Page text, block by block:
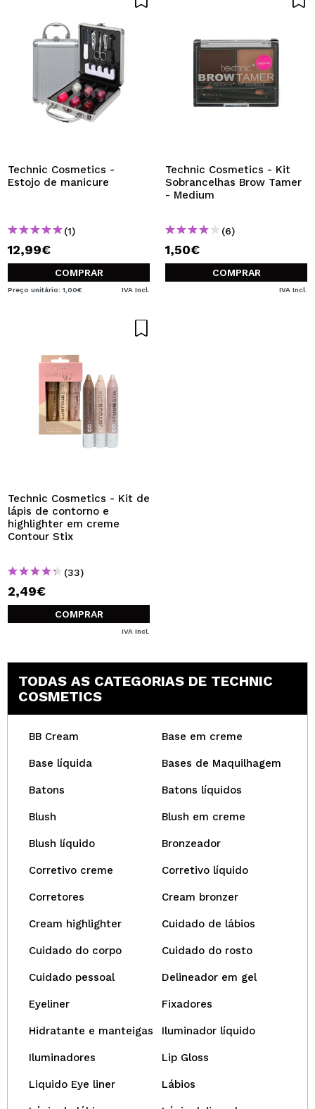
Technic Cosmetics -
Estojo de manicure
(1)
12,99€
COMPRAR
Preço unitário: 1,00€ IVA Incl.
Technic Cosmetics - Kit
Sobrancelhas Brow Tamer
- Medium
(6)
1,50€
COMPRAR
IVA Incl.
Technic Cosmetics - Kit de
lápis de contorno e
highlighter em creme
Contour Stix
(33)
2,49€
COMPRAR
IVA Incl.
TODAS AS CATEGORIAS DE TECHNIC
COSMETICS
BB Cream Base em creme
Base líquida Bases de Maquilhagem
Batons Batons líquidos
Blush Blush em creme
Blush líquido Bronzeador
Corretivo creme Corretivo líquido
Corretores Cream bronzer
Cream highlighter Cuidado de lábios
Cuidado do corpo Cuidado do rosto
Cuidado pessoal Delineador em gel
Eyeliner Fixadores
Hidratante e manteigas Iluminador líquido
Iluminadores Lip Gloss
Liquido Eye liner Lábios